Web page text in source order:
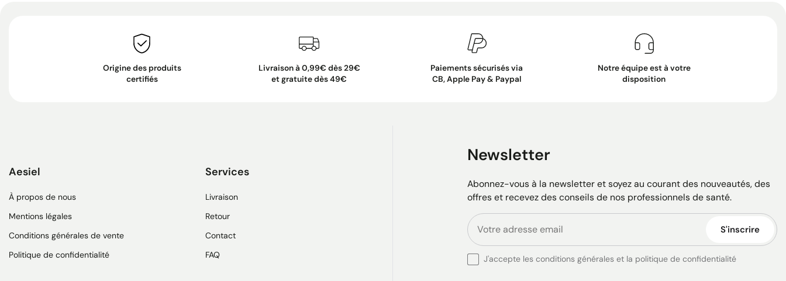
Origine des produits
certifiés
Livraison à 0,99€ dès 29€
et gratuite dès 49€
Paiements sécurisés via
CB, Apple Pay & Paypal
Notre équipe est à votre
disposition
Aesiel
À propos de nous
Mentions légales
Conditions générales de vente
Politique de confidentialité
Services
Livraison
Retour
Contact
FAQ
Newsletter
Abonnez-vous à la newsletter et soyez au courant des nouveautés, des
offres et recevez des conseils de nos professionnels de santé.
S'inscrire
J'accepte les conditions générales et la politique de confidentialité